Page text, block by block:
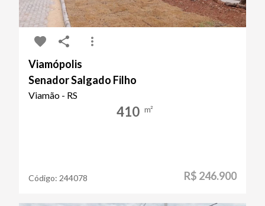
Viamópolis
Senador Salgado Filho
Viamão - RS
410 m²
Código: 244078 R$ 246.900